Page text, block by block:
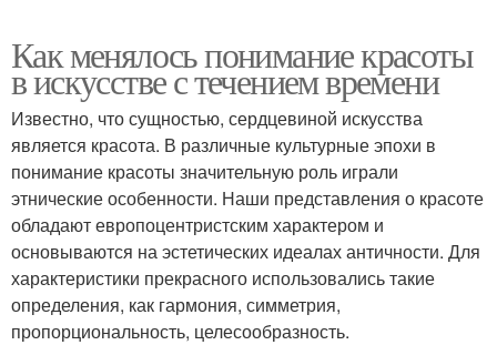
Как менялось понимание красоты
в искусстве с течением времени
Известно, что сущностью, сердцевиной искусства
является красота. В различные культурные эпохи в
понимание красоты значительную роль играли
этнические особенности. Наши представления о красоте
обладают европоцентристским характером и
основываются на эстетических идеалах античности. Для
характеристики прекрасного использовались такие
определения, как гармония, симметрия,
пропорциональность, целесообразность.